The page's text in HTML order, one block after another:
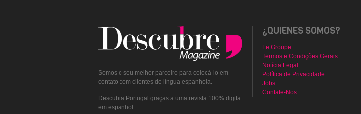
Somos o seu melhor parceiro para colocá-lo em
contato com clientes de língua espanhola.
Descubra Portugal graças a uma revista 100% digital
em espanhol..
¿QUIENES SOMOS?
Le Groupe
Termos e Condições Gerais
Notícia Legal
Política de Privacidade
Jobs
Contate-Nos